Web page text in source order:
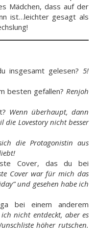
Mädchen, dass auf der
ist…leichter gesagt als
insgesamt gelesen? 5!
besten gefallen? Renjoh
Wenn überhaupt, dann
die Lovestory nicht besser
die Protagonistin aus
Cover, das du bei
Cover war für mich das
und gesehen habe ich
bei einem anderem
ich nicht entdeckt, aber es
höher rutschen.